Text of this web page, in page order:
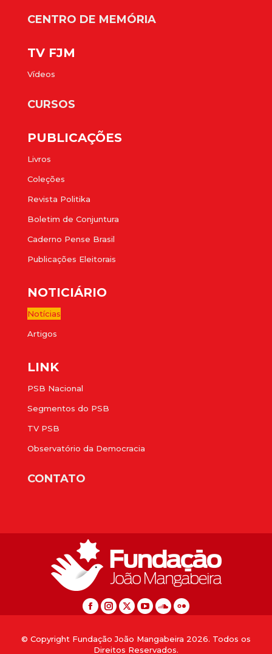
CENTRO DE MEMÓRIA
TV FJM
Vídeos
CURSOS
PUBLICAÇÕES
Livros
Coleções
Revista Politika
Boletim de Conjuntura
Caderno Pense Brasil
Publicações Eleitorais
NOTICIÁRIO
Notícias
Artigos
LINK
PSB Nacional
Segmentos do PSB
TV PSB
Observatório da Democracia
CONTATO
© Copyright Fundação João Mangabeira 2026. Todos os
Direitos Reservados.